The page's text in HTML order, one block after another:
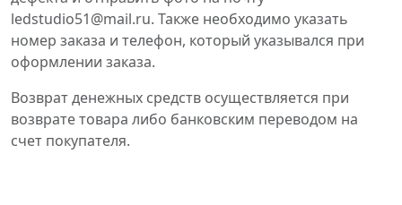
ledstudio51@mail.ru. Также необходимо указать
номер заказа и телефон, который указывался при
оформлении заказа.
Возврат денежных средств осуществляется при
возврате товара либо банковским переводом на
счет покупателя.